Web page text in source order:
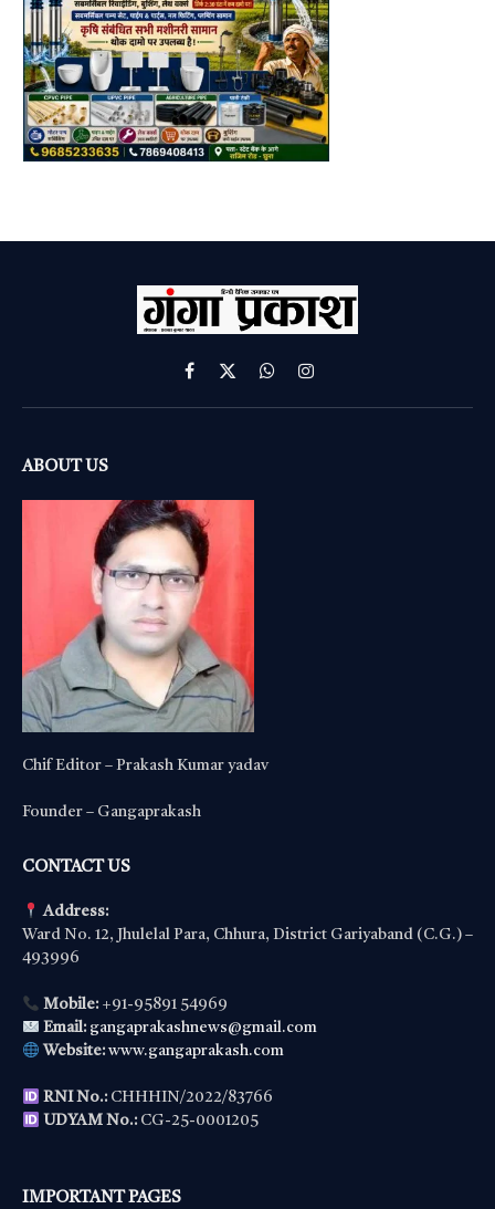
Facebook
X
(Twitter)
WhatsAppInstagram
ABOUT US
Chif Editor – Prakash Kumar yadav
Founder – Gangaprakash
CONTACT US
Address:
Ward No. 12, Jhulelal Para, Chhura, District Gariyaband (C.G.) –
493996
Mobile:+91-95891 54969
Email: gangaprakashnews@gmail.com
Website: www.gangaprakash.com
RNI No.:CHHHIN/2022/83766
UDYAM No.:CG-25-0001205
IMPORTANT PAGES